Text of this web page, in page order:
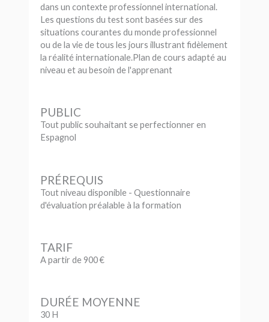
dans un contexte professionnel international.
Les questions du test sont basées sur des
situations courantes du monde professionnel
ou de la vie de tous les jours illustrant fidèlement
la réalité internationale.Plan de cours adapté au
niveau et au besoin de l'apprenant
PUBLIC
Tout public souhaitant se perfectionner en
Espagnol
PRÉREQUIS
Tout niveau disponible - Questionnaire
d'évaluation préalable à la formation
TARIF
A partir de 900 €
DURÉE MOYENNE
30 H